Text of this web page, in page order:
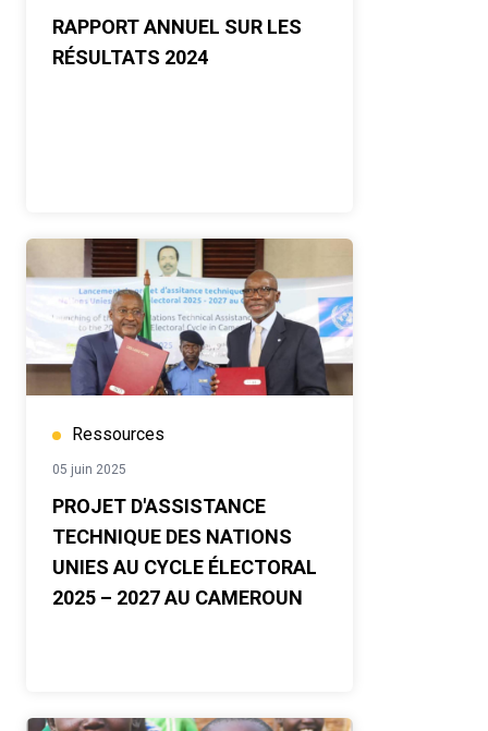
RAPPORT ANNUEL SUR LES
RÉSULTATS 2024
Ressources
05 juin 2025
PROJET D'ASSISTANCE
TECHNIQUE DES NATIONS
UNIES AU CYCLE ÉLECTORAL
2025 – 2027 AU CAMEROUN